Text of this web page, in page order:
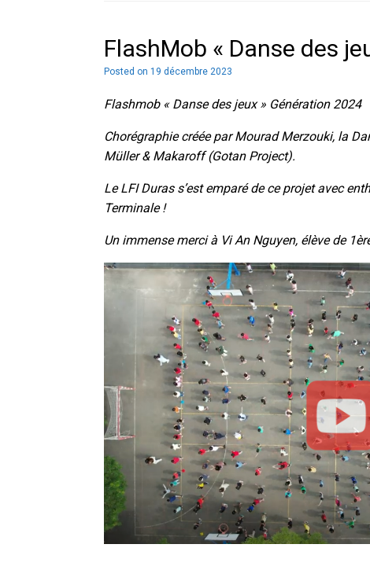
FlashMob « Danse des
Posted on 19 décembre 2023
Flashmob « Danse des jeux » Génération 2024
Chorégraphie créée par Mourad Merzouki, la
Müller & Makaroff (Gotan Project).
Le LFI Duras s’est emparé de ce projet avec
Terminale !
Un immense merci à Vi An Nguyen, élève de